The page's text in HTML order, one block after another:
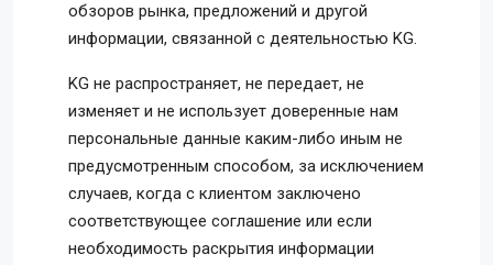
обзоров рынка, предложений и другой
информации, связанной с деятельностью KG.
KG не распространяет, не передает, не
изменяет и не использует доверенные нам
персональные данные каким-либо иным не
предусмотренным способом, за исключением
случаев, когда с клиентом заключено
соответствующее соглашение или если
необходимость раскрытия информации